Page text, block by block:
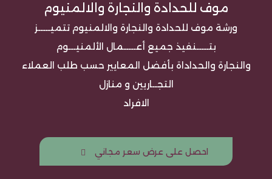
موف للحدادة والنجارة والالمنيوم
ورشة موف للحدادة والنجارة والالمنيوم تتميـــــز
بتـــــنفيذ جميع أعـــــمال الألمنيـــوم
والنجارة والحداداة بأفضل المعايير حسب طلب العملاء
التجــاريين و منازل
الافراد
احصل على عرض سعر مجاني